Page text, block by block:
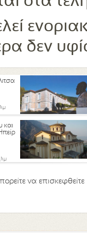
δεν
και
να επισκεφθείτε